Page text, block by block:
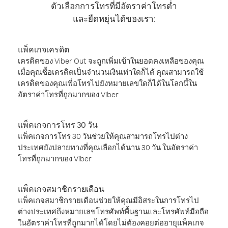
ตัวเลือกการโทรที่มีอัตราค่าโทรต่ำ
และยืดหยุ่นได้ของเรา:
แพ็คเกจเครดิต
เครดิตของ Viber Out จะถูกเพิ่มเข้าในยอดคงเหลือของคุณ
เมื่อคุณซื้อเครดิตเป็นจำนวนเงินเท่าใดก็ได้ คุณสามารถใช้
เครดิตของคุณเพื่อโทรไปยังหมายเลขใดก็ได้ในโลกนี้ใน
อัตราค่าโทรที่ถูกมากของ Viber
แพ็คเกจการโทร 30 วัน
แพ็คเกจการโทร 30 วันช่วยให้คุณสามารถโทรไปต่าง
ประเทศยังปลายทางที่คุณเลือกได้นาน 30 วัน ในอัตราค่า
โทรที่ถูกมากของ Viber
แพ็คเกจสมาชิกรายเดือน
แพ็คเกจสมาชิกรายเดือนช่วยให้คุณมีอิสระในการโทรไป
ต่างประเทศถึงหมายเลขโทรศัพท์พื้นฐานและโทรศัพท์มือถือ
ในอัตราค่าโทรที่ถูกมากได้โดยไม่ต้องคอยต่ออายุแพ็คเกจ